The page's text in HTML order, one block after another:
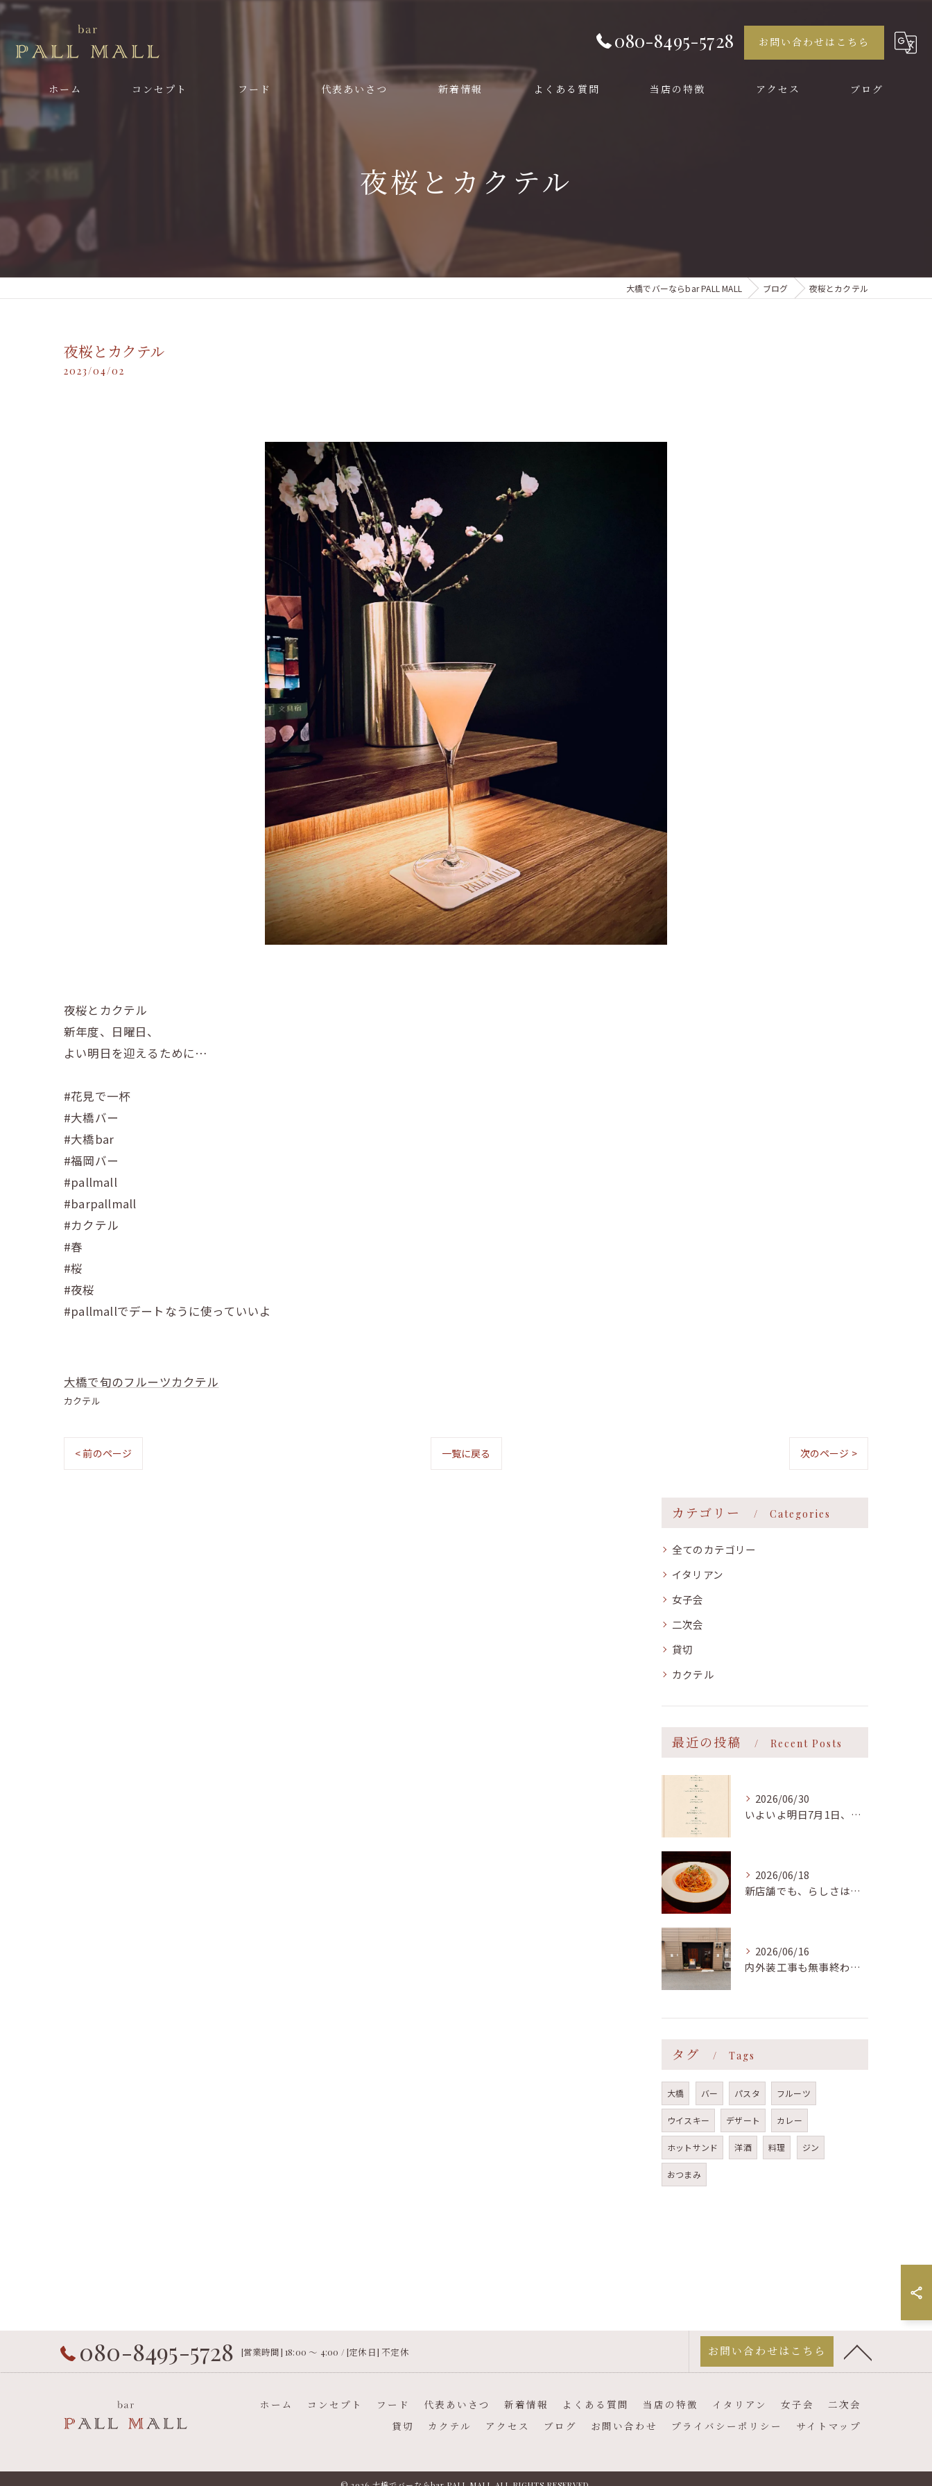
080-8495-5728 お問い合わせはこちら
ホーム コンセプト フード 代表あいさつ 新着情報 よくある質問 当店の特徴 アクセス ブログ
夜桜とカクテル
大橋でバーならbar PALL MALL ブログ 夜桜とカクテル
夜桜とカクテル
2023/04/02
夜桜とカクテル
新年度、日曜日、
よい明日を迎えるために…
#花見で一杯
#大橋バー
#大橋bar
#福岡バー
#pallmall
#barpallmall
#カクテル
#春
#桜
#夜桜
#pallmallでデートなうに使っていいよ
大橋で旬のフルーツカクテル
カクテル
< 前のページ 一覧に戻る 次のページ >
カテゴリー Categories
全てのカテゴリー
イタリアン
女子会
二次会
貸切
カクテル
最近の投稿 Recent Posts
2026/06/30
いよいよ明日7月1日、オープンを迎えます。
2026/06/18
新店舗でも、らしさはそのまま
2026/06/16
内外装工事も無事終わり、明日17日(水)からプレオープンと致...
タグ Tags
大橋 バー パスタ フルーツ
ウイスキー デザート カレー
ホットサンド 洋酒 料理 ジン
おつまみ
080-8495-5728 [営業時間] 18:00 〜 4:00 / [定休日] 不定休 お問い合わせはこちら
ホーム コンセプト フード 代表あいさつ 新着情報 よくある質問 当店の特徴 イタリアン 女子会
二次会
貸切
カクテル アクセス ブログ お問い合わせ プライバシーポリシー サイトマップ